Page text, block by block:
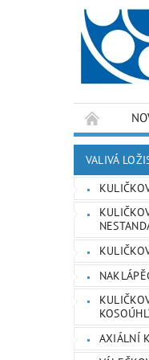
VALIVÁ
AXIÁLNÍ